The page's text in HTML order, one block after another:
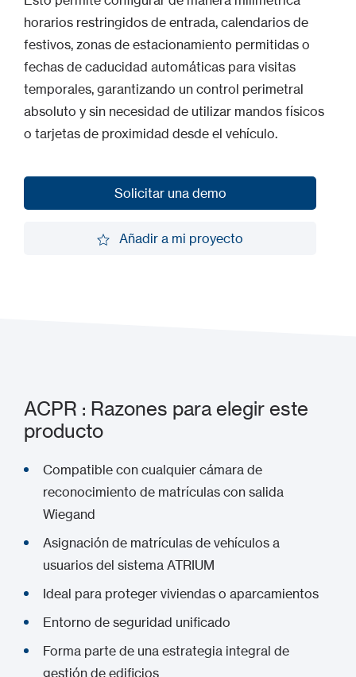
horarios restringidos de entrada, calendarios de
festivos, zonas de estacionamiento permitidas o
fechas de caducidad automáticas para visitas
temporales, garantizando un control perimetral
absoluto y sin necesidad de utilizar mandos físicos
o tarjetas de proximidad desde el vehículo.
Solicitar una demo
Añadir a mi proyecto
ACPR : Razones para elegir este
producto
Compatible con cualquier cámara de
reconocimiento de matrículas con salida
Wiegand
Asignación de matrículas de vehículos a
usuarios del sistema ATRIUM
Ideal para proteger viviendas o aparcamientos
Entorno de seguridad unificado
Forma parte de una estrategia integral de
gestión de edificios